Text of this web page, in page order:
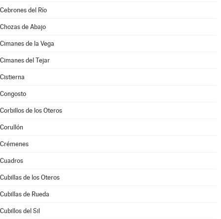
Cebrones del Río
Chozas de Abajo
Cimanes de la Vega
Cimanes del Tejar
Cistierna
Congosto
Corbillos de los Oteros
Corullón
Crémenes
Cuadros
Cubillas de los Oteros
Cubillas de Rueda
Cubillos del Sil